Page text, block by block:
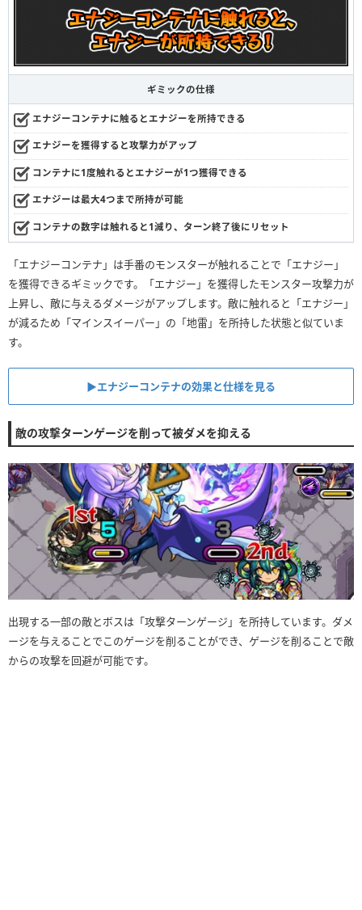
ギミックの仕様
エナジーコンテナに触るとエナジーを所持できる
エナジーを獲得すると攻撃力がアップ
コンテナに1度触れるとエナジーが1つ獲得できる
エナジーは最大4つまで所持が可能
コンテナの数字は触れると1減り、ターン終了後にリセット
「エナジーコンテナ」は手番のモンスターが触れることで「エナジー」
を獲得できるギミックです。「エナジー」を獲得したモンスター攻撃力が
上昇し、敵に与えるダメージがアップします。敵に触れると「エナジー」
が減るため「マインスイーパー」の「地雷」を所持した状態と似ていま
す。
▶︎エナジーコンテナの効果と仕様を見る
敵の攻撃ターンゲージを削って被ダメを抑える
出現する一部の敵とボスは「攻撃ターンゲージ」を所持しています。ダメ
ージを与えることでこのゲージを削ることができ、ゲージを削ることで敵
からの攻撃を回避が可能です。